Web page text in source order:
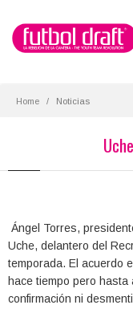
Home Noticias
Ángel Torres,
Uche, delantero del
temporada. El acuerdo
hace tiempo pero
confirmación ni